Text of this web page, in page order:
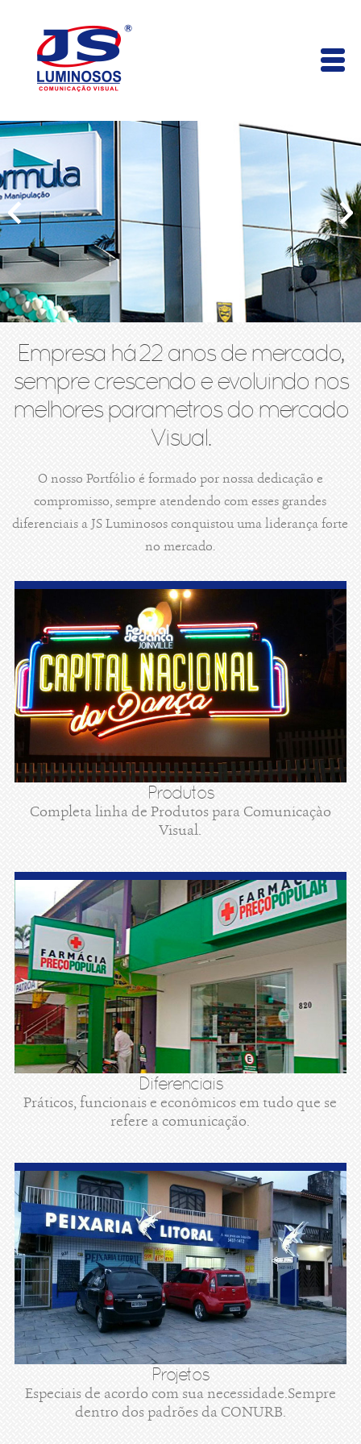
Empresa há 22 anos de mercado,
sempre crescendo e evoluindo nos
melhores parametros do mercado
Visual.
O nosso Portfólio é formado por nossa dedicação e
compromisso, sempre atendendo com esses grandes
diferenciais a JS Luminosos conquistou uma liderança forte
no mercado.
Produtos
Completa linha de Produtos para Comunicaçào
Visual.
Diferenciais
Práticos, funcionais e econômicos em tudo que se
refere a comunicação.
Projetos
Especiais de acordo com sua necessidade.Sempre
dentro dos padrões da CONURB.